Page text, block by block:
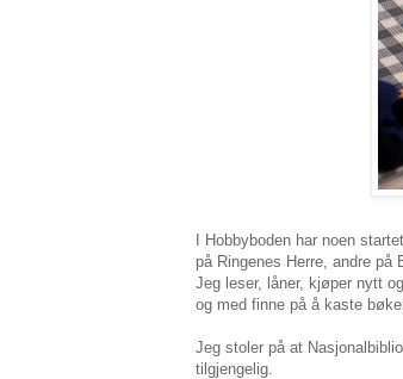
I Hobbyboden har noen
på Ringenes Herre, andre på
Jeg leser, låner, kjøper nytt
og med finne på å kaste
Jeg stoler på at
tilgjengelig.